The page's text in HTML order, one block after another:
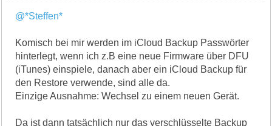
@*Steffen*
Komisch bei mir werden im iCloud Backup Passwörter
hinterlegt, wenn ich z.B eine neue Firmware über DFU
(iTunes) einspiele, danach aber ein iCloud Backup für
den Restore verwende, sind alle da.
Einzige Ausnahme: Wechsel zu einem neuen Gerät.
Da ist dann tatsächlich nur das verschlüsselte Backup